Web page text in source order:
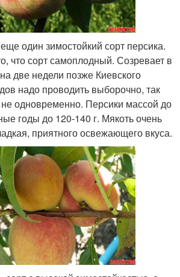
один зимостойкий сорт персика.
что сорт самоплодный. Созревает в
две недели позже Киевского
надо проводить выборочно, так
не одновременно. Персики массой до
годы до 120-140 г. Мякоть очень
приятного освежающего вкуса.